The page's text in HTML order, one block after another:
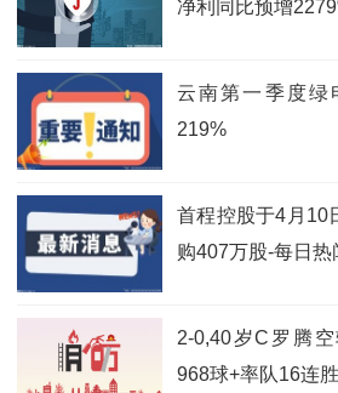
净利同比预增
云南第一季度绿
219%
首程控股于4月10
购407万股-每日热
2-0,40岁C罗腾
968球+率队16连